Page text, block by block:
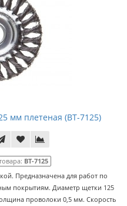
мм плетеная (BT-7125)
BT-7125
Предназначена для работ по
покрытиям. Диаметр щетки 125
проволоки 0,5 мм. Скорость